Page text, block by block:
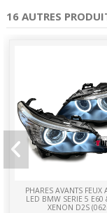
16 AUTRES
PHARES AVANTS FEUX
LED BMW SERIE 5 E60
XENON D2S